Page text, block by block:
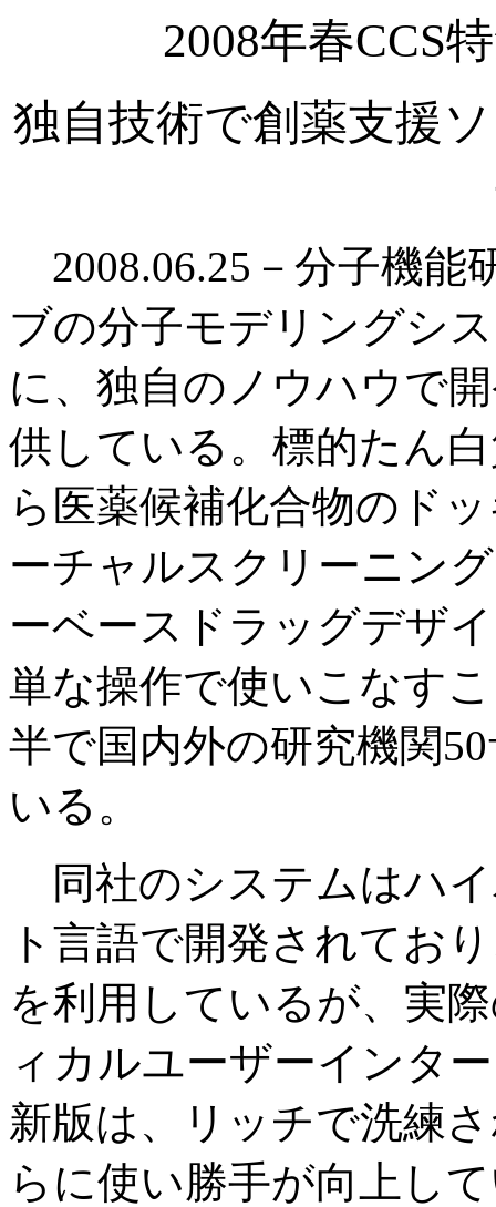
2008年春CCS
独自技術で創薬支援
2008.06.25－分子機能
ブの分子モデリングシ
に、独自のノウハウで
供している。標的たん
ら医薬候補化合物のド
ーチャルスクリーニン
ーベースドラッグデザ
単な操作で使いこなす
半で国内外の研究機関
いる。
同社のシステムはハ
ト言語で開発されてお
を利用しているが、実
ィカルユーザーインタ
新版は、リッチで洗練
らに使い勝手が向上し